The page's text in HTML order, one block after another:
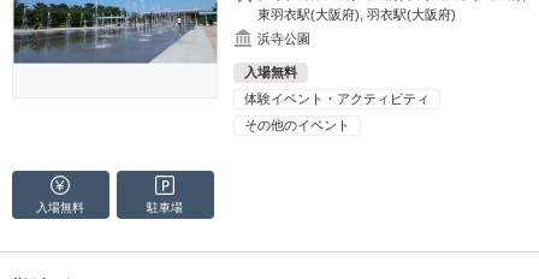
東羽衣駅(大阪府) ,羽衣駅(大阪府)
浜寺公園
入場無料
体験イベント・アクティビティ
その他のイベント
入場無料 駐車場